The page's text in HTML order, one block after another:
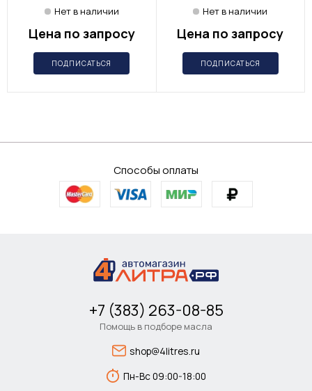
Нет в наличии
Цена по запросу
ПОДПИСАТЬСЯ
Нет в наличии
Цена по запросу
ПОДПИСАТЬСЯ
Способы оплаты
+7 (383) 263-08-85
Помощь в подборе масла
shop@4litres.ru
Пн-Вс 09:00-18:00